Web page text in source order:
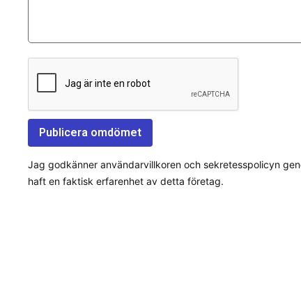
Jag godkänner användarvillkoren och sekretesspolicyn
haft en faktisk erfarenhet av detta företag.